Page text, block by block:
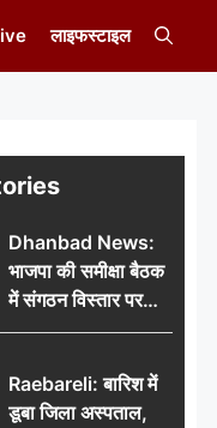
लाइफस्टाइल
Dhanbad News:
भाजपा की समीक्षा बैठक
में संगठन विस्तार पर
मंथन, बीडीओ से
जनसमस्याओं का विवरण
Raebareli: बारिश में
डूबा जिला अस्पताल,